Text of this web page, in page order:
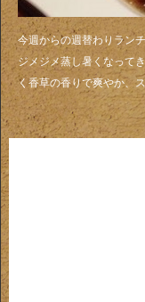
今週からの週替わりラン
ジメジメ蒸し暑くなって
く香草の香りで爽やか、